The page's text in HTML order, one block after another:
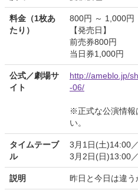
料金（1枚あ
たり）
800円 ～ 1,000円
【発売日】
前売券800円
当日券1,000円
公式／劇場サ
イト
http://ameblo.jp/
-06/
※正式な公演情報
い。
タイムテーブ
ル
3月1日(土)14:00
3月2日(日)13:00
説明 昨日と今日は違う